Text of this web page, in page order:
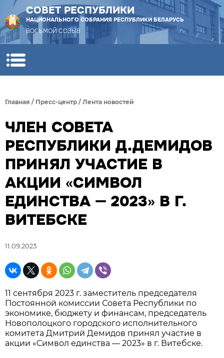
СОВЕТ РЕСПУБЛИКИ
НАЦИОНАЛЬНОГО СОБРАНИЯ РЕСПУБЛИКИ БЕЛАРУСЬ
ВОСЬМОЙ СОЗЫВ
Главная / Пресс-центр / Лента новостей
ЧЛЕН СОВЕТА
РЕСПУБЛИКИ Д.ДЕМИДОВ
ПРИНЯЛ УЧАСТИЕ В
АКЦИИ «СИМВОЛ
ЕДИНСТВА — 2023» В Г.
ВИТЕБСКЕ
11.09.2023
11 сентября 2023 г. заместитель председателя
Постоянной комиссии Совета Республики по
экономике, бюджету и финансам, председатель
Новополоцкого городского исполнительного
комитета Дмитрий Демидов принял участие в
акции «Символ единства — 2023» в г. Витебске.